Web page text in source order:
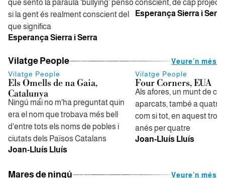
que sento la paraula ‘bullying’ penso
si la gent és realment conscient del
que significa
Esperança Sierra i Serra
conscient, de cap
Esperança Sierra i Serra
Vilatge People
Veure'n més
Vilatge People
Els Omells de na Gaia,
Catalunya
Ningú mai no m'ha preguntat quin
era el nom que trobava més bell
d'entre tots els noms de pobles i
ciutats dels Països Catalans
Joan-Lluís Lluís
Vilatge People
Four Corners, EUA
Als afores, un munt de
aparcats, també a quatre
com si tot, en aquest tros
anés per quatre
Joan-Lluís Lluís
Mares de ningú
Veure'n més